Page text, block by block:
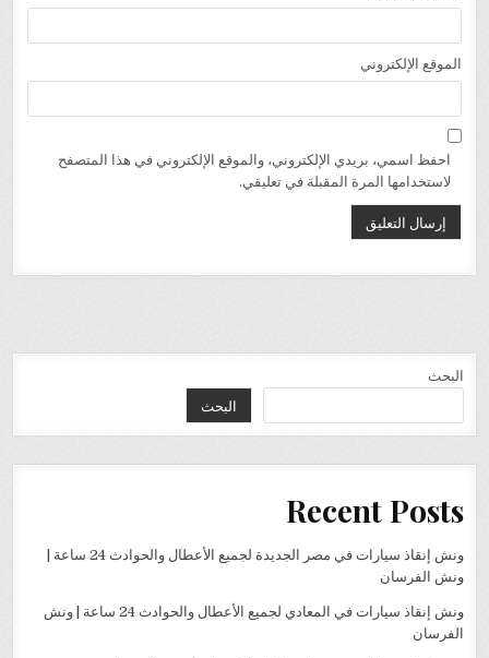
الموقع الإلكتروني
احفظ اسمي، بريدي الإلكتروني، والموقع الإلكتروني في هذا المتصفح
لاستخدامها المرة المقبلة في تعليقي.
البحث
البحث
Recent Posts
ونش إنقاذ سيارات في مصر الجديدة لجميع الأعطال والحوادث 24 ساعة |
ونش الفرسان
ونش إنقاذ سيارات في المعادي لجميع الأعطال والحوادث 24 ساعة | ونش
الفرسان